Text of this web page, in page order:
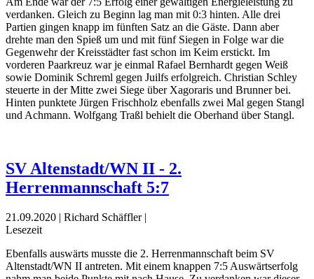
verdanken. Gleich zu Beginn lag man mit 0:3 hinten. Alle drei
Partien gingen knapp im fünften Satz an die Gäste. Dann aber
drehte man den Spieß um und mit fünf Siegen in Folge war die
Gegenwehr der Kreisstädter fast schon im Keim erstickt. Im
vorderen Paarkreuz war je einmal Rafael Bernhardt gegen Weiß
sowie Dominik Schreml gegen Juilfs erfolgreich. Christian Schley
steuerte in der Mitte zwei Siege über Xagoraris und Brunner bei.
Hinten punktete Jürgen Frischholz ebenfalls zwei Mal gegen Stangl
und Achmann. Wolfgang Traßl behielt die Oberhand über Stangl.
SV Altenstadt/WN II - 2.
Herrenmannschaft 5:7
21.09.2020 | Richard Schäffler |
Lesezeit
Ebenfalls auswärts musste die 2. Herrenmannschaft beim SV
Altenstadt/WN II antreten. Mit einem knappen 7:5 Auswärtserfolg